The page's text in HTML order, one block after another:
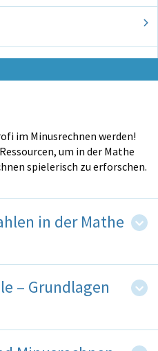
im Minusrechnen werden!
um in der Mathe
spielerisch zu erforschen.
in der Mathe
– Grundlagen